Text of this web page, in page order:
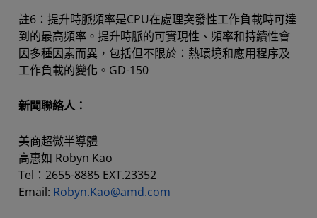
註6：提升時脈頻率是CPU在處理突發性工作負載時可達
到的最高頻率。提升時脈的可實現性、頻率和持續性會
因多種因素而異，包括但不限於：熱環境和應用程序及
工作負載的變化。GD-150
新聞聯絡人：
美商超微半導體
高惠如 Robyn Kao
Tel：2655-8885 EXT.23352
Email: Robyn.Kao@amd.com